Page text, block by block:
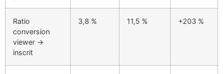
Ratio
conversion
viewer →
inscrit
3,8 % 11,5 % +203 %